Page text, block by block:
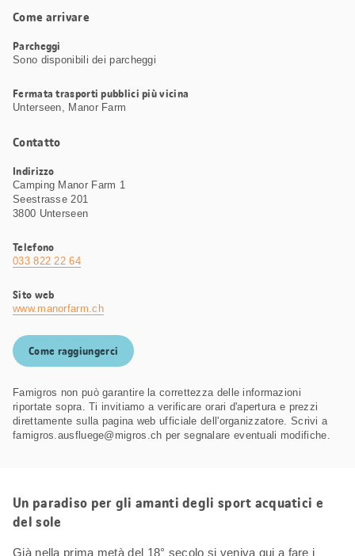
Come arrivare
Parcheggi
Sono disponibili dei parcheggi
Fermata trasporti pubblici più vicina
Unterseen, Manor Farm
Contatto
Indirizzo
Camping Manor Farm 1
Seestrasse 201
3800 Unterseen
Telefono
033 822 22 64
Sito web
www.manorfarm.ch
Come raggiungerci
Famigros non può garantire la correttezza delle informazioni
riportate sopra. Ti invitiamo a verificare orari d'apertura e prezzi
direttamente sulla pagina web ufficiale dell'organizzatore. Scrivi a
famigros.ausfluege@migros.ch per segnalare eventuali modifiche.
Un paradiso per gli amanti degli sport acquatici e
del sole
Già nella prima metà del 18° secolo si veniva qui a fare i